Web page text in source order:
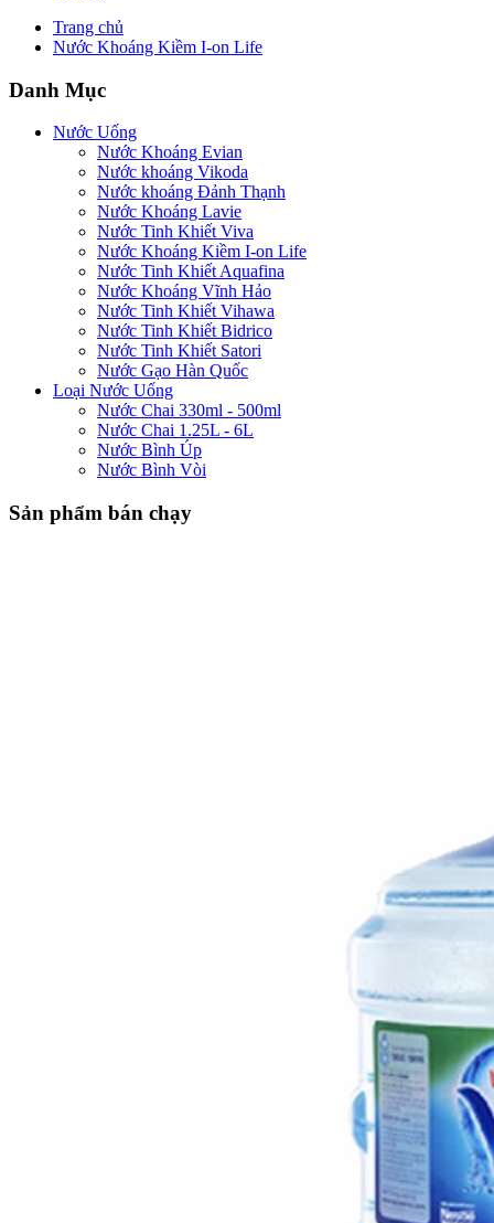
Trang chủ
Nước Khoáng Kiềm I-on Life
Danh Mục
Nước Uống
Nước Khoáng Evian
Nước khoáng Vikoda
Nước khoáng Đảnh Thạnh
Nước Khoáng Lavie
Nước Tinh Khiết Viva
Nước Khoáng Kiềm I-on Life
Nước Tinh Khiết Aquafina
Nước Khoáng Vĩnh Hảo
Nước Tinh Khiết Vihawa
Nước Tinh Khiết Bidrico
Nước Tinh Khiết Satori
Nước Gạo Hàn Quốc
Loại Nước Uống
Nước Chai 330ml - 500ml
Nước Chai 1.25L - 6L
Nước Bình Úp
Nước Bình Vòi
Sản phẩm bán chạy